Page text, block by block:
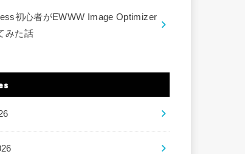
初心者がEWWW Image Optimizer
みた話